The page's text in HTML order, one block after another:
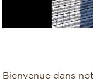
Bienvenue dans